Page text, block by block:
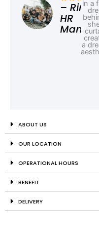
– Rina,
HR
ABOUT US
OUR LOCATION
OPERATIONAL HOURS
BENEFIT
DELIVERY